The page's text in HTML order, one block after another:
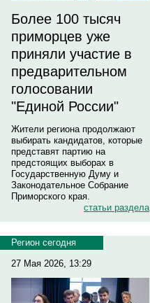
Более 100 тысяч
приморцев уже
приняли участие в
предварительном
голосовании
"Единой России"
Жители региона продолжают
выбирать кандидатов, которые
представят партию на
предстоящих выборах в
Государственную Думу и
Законодательное Собрание
Приморского края.
статьи раздела
Регион сегодня
27 Мая 2026, 13:29